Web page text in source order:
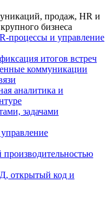
продаж, HR и
бизнеса
процессы и управление
итогов встреч
коммуникации
аналитика и
задачами
открытый код и